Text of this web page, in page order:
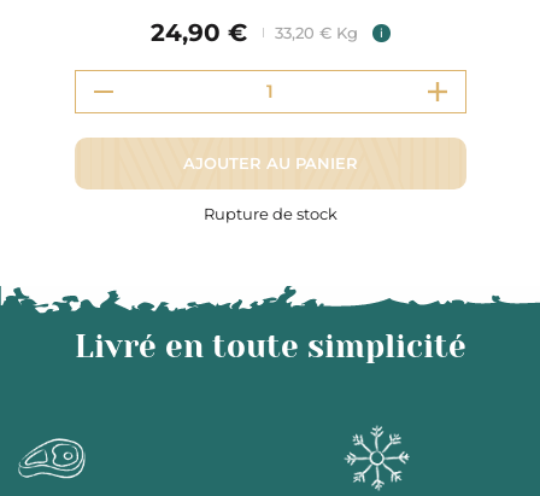
24,90 € 33,20 € Kg i
AJOUTER AU PANIER
Rupture de stock
Livré en toute simplicité